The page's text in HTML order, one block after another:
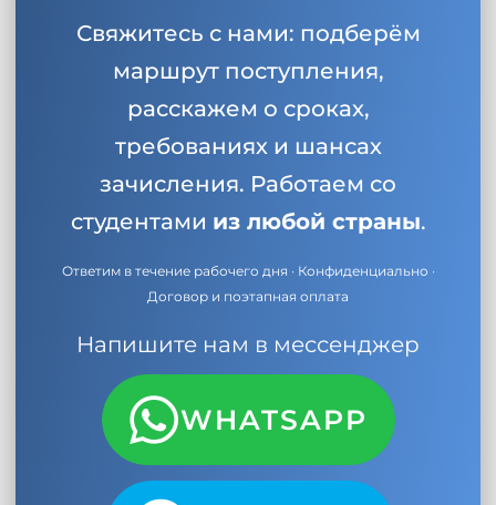
Свяжитесь с нами: подберём
маршрут поступления,
расскажем о сроках,
требованиях и шансах
зачисления. Работаем со
студентами из любой страны.
Ответим в течение рабочего дня · Конфиденциально ·
Договор и поэтапная оплата
Напишите нам в мессенджер
WHATSAPP